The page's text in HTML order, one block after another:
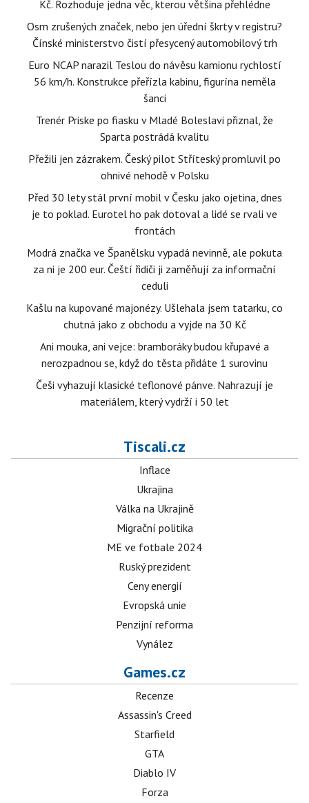
Kč. Rozhoduje jedna věc, kterou většina přehlédne
Osm zrušených značek, nebo jen úřední škrty v registru?
Čínské ministerstvo čistí přesycený automobilový trh
Euro NCAP narazil Teslou do návěsu kamionu rychlostí
56 km/h. Konstrukce přeřízla kabinu, figurína neměla
šanci
Trenér Priske po fiasku v Mladé Boleslavi přiznal, že
Sparta postrádá kvalitu
Přežili jen zázrakem. Český pilot Stříteský promluvil po
ohnivé nehodě v Polsku
Před 30 lety stál první mobil v Česku jako ojetina, dnes
je to poklad. Eurotel ho pak dotoval a lidé se rvali ve
frontách
Modrá značka ve Španělsku vypadá nevinně, ale pokuta
za ni je 200 eur. Čeští řidiči ji zaměňují za informační
ceduli
Kašlu na kupované majonézy. Ušlehala jsem tatarku, co
chutná jako z obchodu a vyjde na 30 Kč
Ani mouka, ani vejce: bramboráky budou křupavé a
nerozpadnou se, když do těsta přidáte 1 surovinu
Češi vyhazují klasické teflonové pánve. Nahrazují je
materiálem, který vydrží i 50 let
Tiscali.cz
Inflace
Ukrajina
Válka na Ukrajině
Migrační politika
ME ve fotbale 2024
Ruský prezident
Ceny energií
Evropská unie
Penzijní reforma
Vynález
Games.cz
Recenze
Assassin's Creed
Starfield
GTA
Diablo IV
Forza